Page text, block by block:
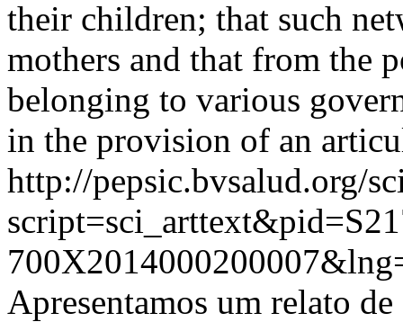
their children; that such
mothers and that from the
belonging to various
in the provision of an
http://pepsic.bvsalud.org/
Apresentamos um relato